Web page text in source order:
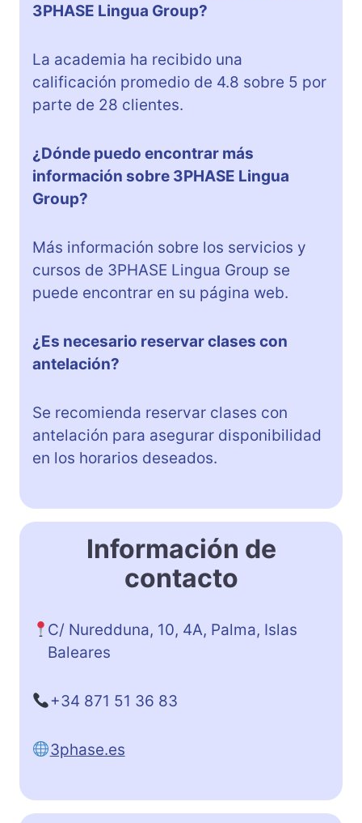
3PHASE Lingua Group?
La academia ha recibido una
calificación promedio de 4.8 sobre 5 por
parte de 28 clientes.
¿Dónde puedo encontrar más
información sobre 3PHASE Lingua
Group?
Más información sobre los servicios y
cursos de 3PHASE Lingua Group se
puede encontrar en su página web.
¿Es necesario reservar clases con
antelación?
Se recomienda reservar clases con
antelación para asegurar disponibilidad
en los horarios deseados.
Información de
contacto
C/ Nuredduna, 10, 4A, Palma, Islas
Baleares
+34 871 51 36 83
3phase.es